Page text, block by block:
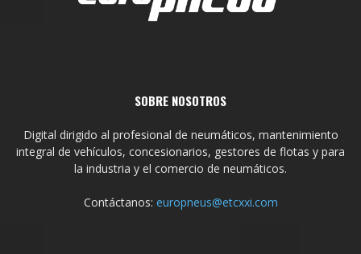
SOBRE NOSOTROS
Digital dirigido al profesional de neumáticos, mantenimiento
integral de vehículos, concesionarios, gestores de flotas y para
la industria y el comercio de neumáticos.
Contáctanos: europneus@etcxxi.com